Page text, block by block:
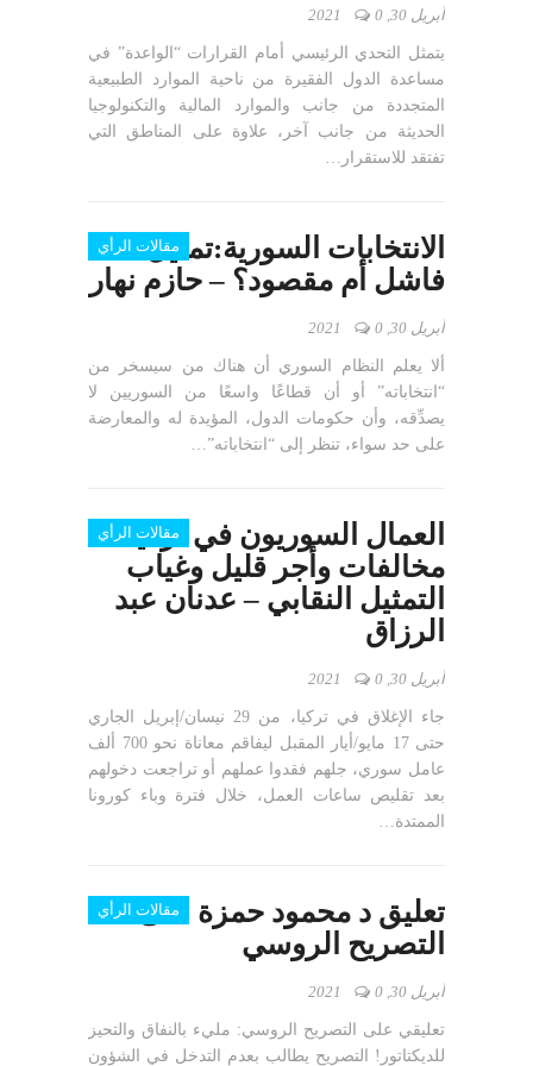
أبريل 30, 2021 0
يتمثل التحدي الرئيسي أمام القرارات “الواعدة” في
مساعدة الدول الفقيرة من ناحية الموارد الطبيعية
المتجددة من جانب والموارد المالية والتكنولوجيا
الحديثة من جانب آخر، علاوة على المناطق التي
تفتقد للاستقرار…
مقالات الرأيالانتخابات السورية:تمثيل
فاشل أم مقصود؟ – حازم نهار
أبريل 30, 2021 0
ألا يعلم النظام السوري أن هناك من سيسخر من
“انتخاباته” أو أن قطاعًا واسعًا من السوريين لا
يصدِّقه، وأن حكومات الدول، المؤيدة له والمعارضة
على حد سواء، تنظر إلى “انتخاباته”…
مقالات الرأي
العمال السوريون في تركيا…
مخالفات وأجر قليل وغياب
التمثيل النقابي – عدنان عبد
الرزاق
أبريل 30, 2021 0
جاء الإغلاق في تركيا، من 29 نيسان/إبريل الجاري
حتى 17 مايو/أيار المقبل ليفاقم معاناة نحو 700 ألف
عامل سوري، جلهم فقدوا عملهم أو تراجعت دخولهم
بعد تقليص ساعات العمل، خلال فترة وباء كورونا
الممتدة…
مقالات الرأيتعليق د محمود حمزة على
التصريح الروسي
أبريل 30, 2021 0
تعليقي على التصريح الروسي: مليء بالنفاق والتحيز
للديكتاتور! التصريح يطالب بعدم التدخل في الشؤون